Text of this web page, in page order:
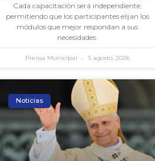
Cada capacitación será independiente,
permitiendo que los participantes elijan los
módulos que mejor respondan a sus
necesidades.
Prensa Municipal 5 agosto, 2026
Noticias